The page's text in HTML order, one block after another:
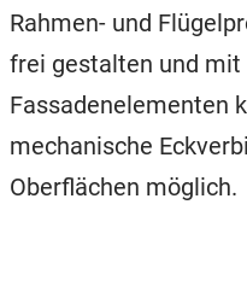
Rahmen- und
frei gestalten und mit
Fassadenelementen
mechanische
Oberflächen möglich.